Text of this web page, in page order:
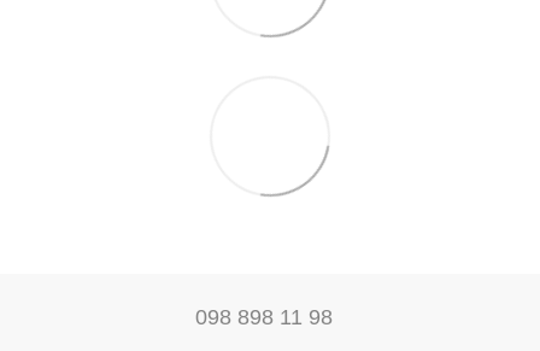
098 898 11 98